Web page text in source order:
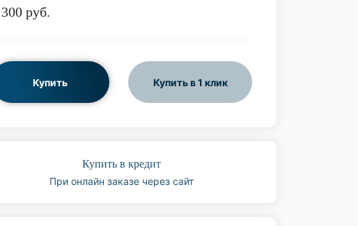
руб.
Купить Купить в 1 клик
Купить в кредит
При онлайн заказе через сайт